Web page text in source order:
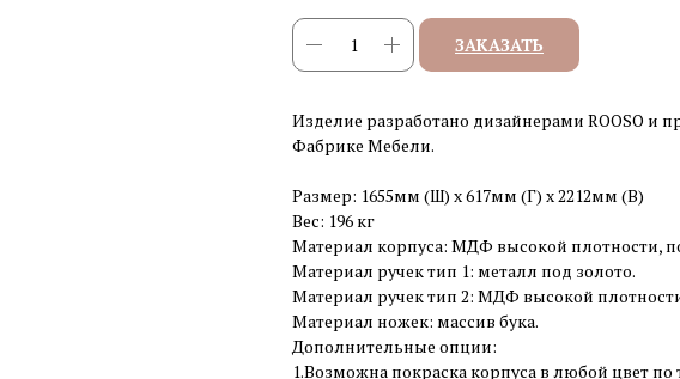
ЗАКАЗАТЬ
Изделие разработано дизайнерами ROOSO и
Фабрике Мебели.
Размер: 1655мм (Ш) x 617мм (Г) x 2212мм (В)
Вес: 196 кг
Материал корпуса: МДФ высокой плотности,
Материал ручек тип 1: металл под золото.
Материал ручек тип 2: МДФ высокой
Материал ножек: массив бука.
Дополнительные опции:
1.Возможна покраска корпуса в любой цвет по